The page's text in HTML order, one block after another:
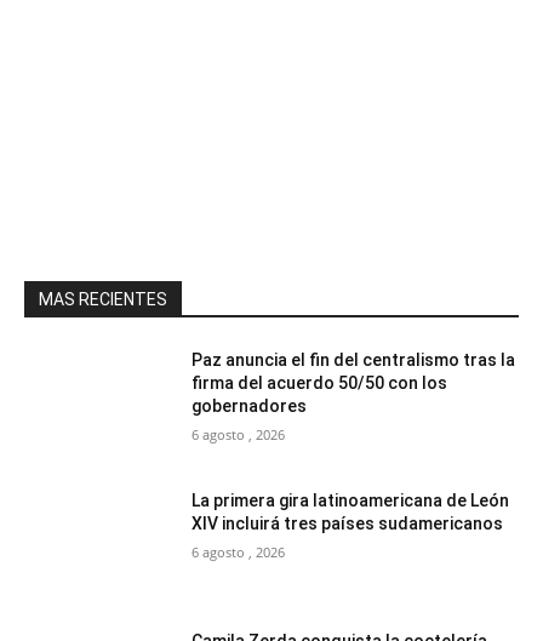
MAS RECIENTES
Paz anuncia el fin del centralismo tras la
firma del acuerdo 50/50 con los
gobernadores
6 agosto , 2026
La primera gira latinoamericana de León
XIV incluirá tres países sudamericanos
6 agosto , 2026